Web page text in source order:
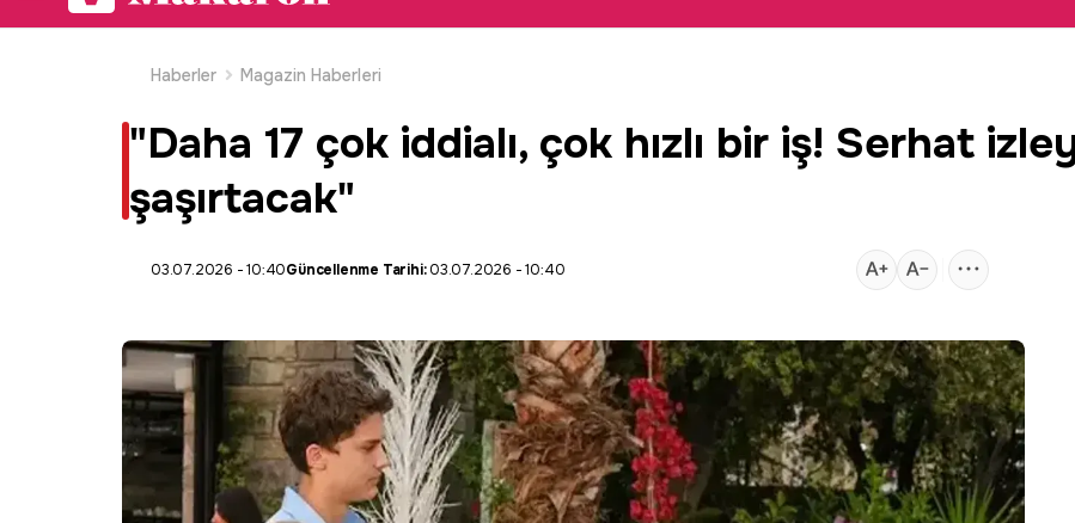
Haberler
Magazin Haberleri
"Daha 17 çok iddialı, çok hızlı bir iş! Serhat
şaşırtacak"
03.07.2026 - 10:40Güncellenme Tarihi:03.07.2026 - 10:40